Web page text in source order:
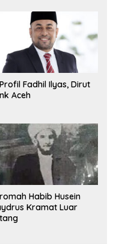
Fadhil Ilyas, Dirut
Aceh
Habib Husein
Kramat Luar